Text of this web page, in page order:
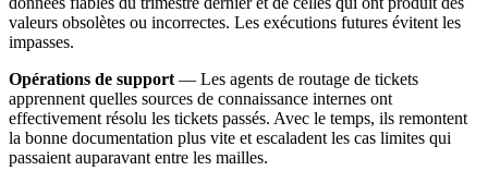
valeurs obsolètes ou incorrectes. Les exécutions futures évitent les
impasses.
Opérations de support — Les agents de routage de tickets
apprennent quelles sources de connaissance internes ont
effectivement résolu les tickets passés. Avec le temps, ils remontent
la bonne documentation plus vite et escaladent les cas limites qui
passaient auparavant entre les mailles.